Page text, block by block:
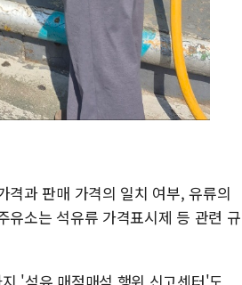
격과 판매 가격의 일치 여부, 유류의
유소는 석유류 가격표시제 등 관련 규